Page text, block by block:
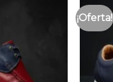
¡Oferta!